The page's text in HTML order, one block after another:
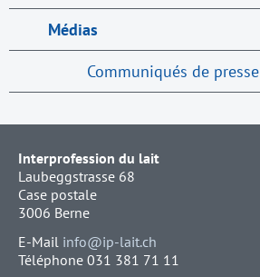
Médias
Communiqués de presse
Interprofession du lait
Laubeggstrasse 68
Case postale
3006 Berne
E-Mail info@ip-lait.ch
Téléphone 031 381 71 11